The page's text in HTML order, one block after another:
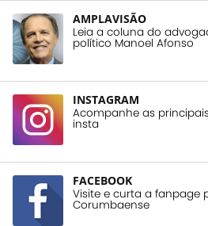
AMPLAVISÃO
Leia a coluna do
político Manoel Afonso
INSTAGRAM
Acompanhe as
insta
FACEBOOK
Visite e curta a fanpage
Corumbaense